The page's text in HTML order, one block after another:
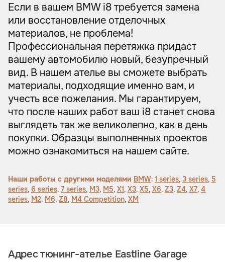
Если в вашем BMW i8 требуется замена
или восстановление отделочных
материалов, не проблема!
Профессиональная перетяжка придаст
вашему автомобилю новый, безупречный
вид. В нашем ателье вы сможете выбрать
материалы, подходящие именно вам, и
учесть все пожелания. Мы гарантируем,
что после наших работ ваш i8 станет снова
выглядеть так же великолепно, как в день
покупки. Образцы выполненных проектов
можно ознакомиться на нашем сайте.
Наши работы с другими моделями BMW: 1 series, 3 series, 5
series, 6 series, 7 series, M3, M5, X1, X3, X5, X6, Z3, Z4, X7, 4
series, M2, M6, Z8, M4 Competition, XM
Адрес тюнинг-ателье Eastline Garage